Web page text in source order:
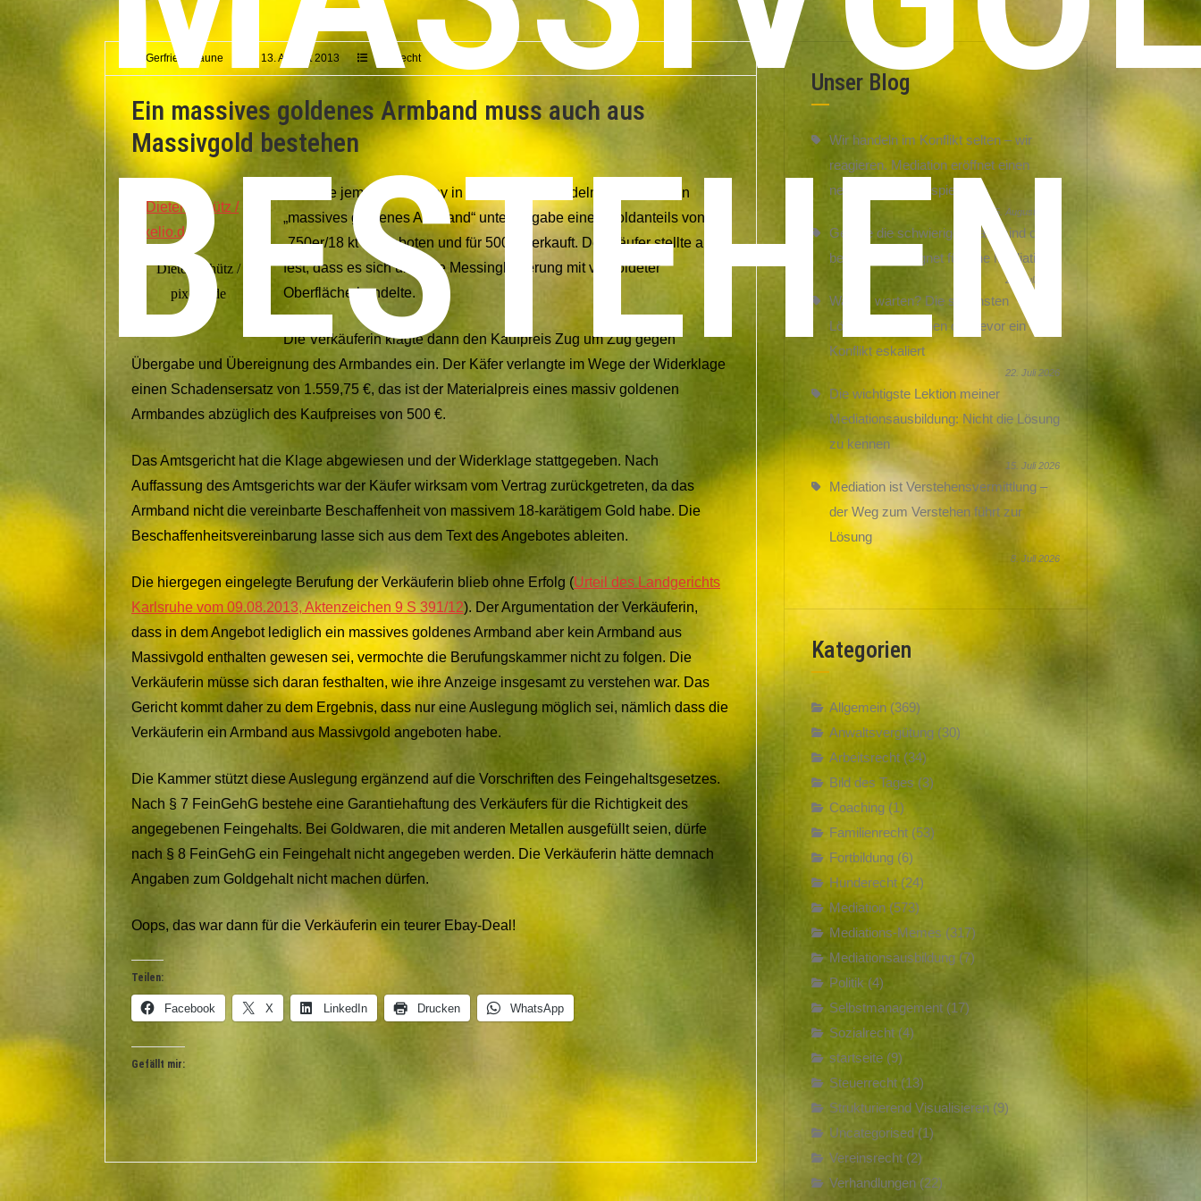
BESTEHEN
Gerfried Braune 13. August 2013 Zivilrecht
Ein massives goldenes Armband muss auch aus
Massivgold bestehen
Dieter Schütz /
pixelio.de
Da hatte jemand bei Ebay in der Kategorie „Edelmetall Gold“ ein
„massives goldenes Armband“ unter Angabe eines Goldanteils von
„750er/18 kt“ angeboten und für 500 € verkauft. Der Käufer stellte aber
fest, dass es sich um eine Messinglegierung mit vergoldeter
Oberfläche handelte.
Die Verkäuferin klagte dann den Kaufpreis Zug um Zug gegen
Übergabe und Übereignung des Armbandes ein. Der Käfer verlangte im Wege der Widerklage
einen Schadensersatz von 1.559,75 €, das ist der Materialpreis eines massiv goldenen
Armbandes abzüglich des Kaufpreises von 500 €.
Das Amtsgericht hat die Klage abgewiesen und der Widerklage stattgegeben. Nach
Auffassung des Amtsgerichts war der Käufer wirksam vom Vertrag zurückgetreten, da das
Armband nicht die vereinbarte Beschaffenheit von massivem 18-karätigem Gold habe. Die
Beschaffenheitsvereinbarung lasse sich aus dem Text des Angebotes ableiten.
Die hiergegen eingelegte Berufung der Verkäuferin blieb ohne Erfolg (Urteil des Landgerichts
Karlsruhe vom 09.08.2013, Aktenzeichen 9 S 391/12). Der Argumentation der Verkäuferin,
dass in dem Angebot lediglich ein massives goldenes Armband aber kein Armband aus
Massivgold enthalten gewesen sei, vermochte die Berufungskammer nicht zu folgen. Die
Verkäuferin müsse sich daran festhalten, wie ihre Anzeige insgesamt zu verstehen war. Das
Gericht kommt daher zu dem Ergebnis, dass nur eine Auslegung möglich sei, nämlich dass die
Verkäuferin ein Armband aus Massivgold angeboten habe.
Die Kammer stützt diese Auslegung ergänzend auf die Vorschriften des Feingehaltsgesetzes.
Nach § 7 FeinGehG bestehe eine Garantiehaftung des Verkäufers für die Richtigkeit des
angegebenen Feingehalts. Bei Goldwaren, die mit anderen Metallen ausgefüllt seien, dürfe
nach § 8 FeinGehG ein Feingehalt nicht angegeben werden. Die Verkäuferin hätte demnach
Angaben zum Goldgehalt nicht machen dürfen.
Oops, das war dann für die Verkäuferin ein teurer Ebay-Deal!
Teilen:
Facebook X LinkedIn Drucken WhatsApp
Gefällt mir:
Unser Blog
Wir handeln im Konflikt selten – wir
reagieren. Mediation eröffnet einen
neuen Handlungsspielraum
5. August 2026
Gerade die schwierigen Fälle sind oft
besonders geeignet für eine Mediation
29. Juli 2026
Warum warten? Die schönsten
Lösungen entstehen oft, bevor ein
Konflikt eskaliert
22. Juli 2026
Die wichtigste Lektion meiner
Mediationsausbildung: Nicht die Lösung
zu kennen
15. Juli 2026
Mediation ist Verstehensvermittlung –
der Weg zum Verstehen führt zur
Lösung
8. Juli 2026
Kategorien
Allgemein (369)
Anwaltsvergütung (30)
Arbeitsrecht (34)
Bild des Tages (3)
Coaching (1)
Familienrecht (53)
Fortbildung (6)
Hunderecht (24)
Mediation (573)
Mediations-Memes (317)
Mediationsausbildung (7)
Politik (4)
Selbstmanagement (17)
Sozialrecht (4)
startseite (9)
Steuerrecht (13)
Strukturierend Visualisieren (9)
Uncategorised (1)
Vereinsrecht (2)
Verhandlungen (22)